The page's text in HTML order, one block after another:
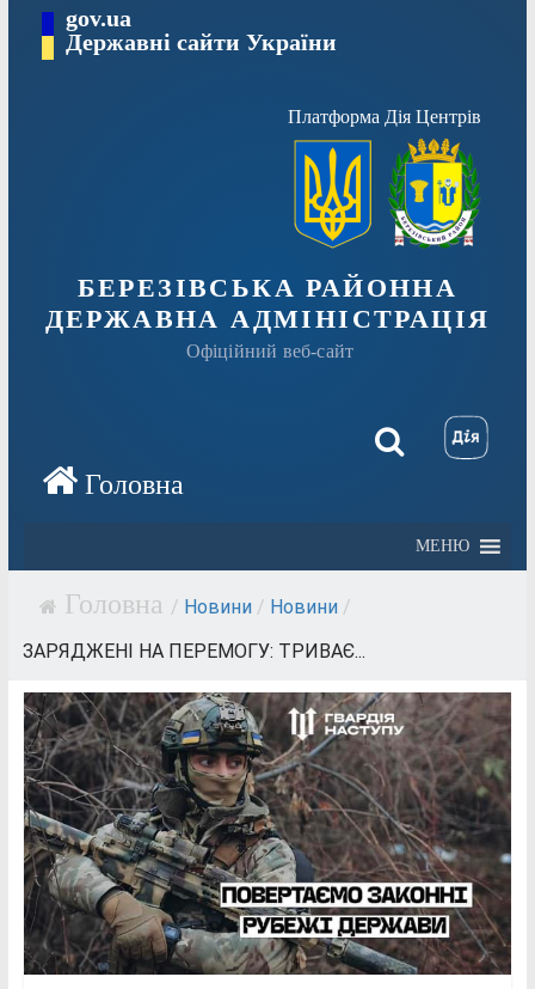
Перейтиgov.ua
Державні сайти України
Платформа Дія Центрів
БЕРЕЗІВСЬКА РАЙОННА
ДЕРЖАВНА АДМІНІСТРАЦІЯ
Офіційний веб-сайт
МЕНЮ
/ Новини / Новини /
ЗАРЯДЖЕНІ НА ПЕРЕМОГУ: ТРИВАЄ...